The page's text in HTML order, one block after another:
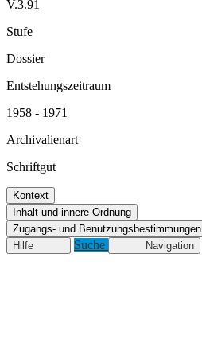
V.3.91
Stufe
Dossier
Entstehungszeitraum
1958 - 1971
Archivalienart
Schriftgut
Kontext
Inhalt und innere Ordnung
Zugangs- und Benutzungsbestimmungen
Hilfe
Suche Navigation